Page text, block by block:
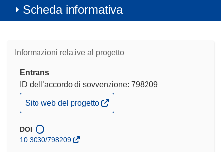
Scheda informativa
Informazioni relative al progetto
Entrans
ID dell’accordo di sovvenzione: 798209
(si
apre
una
nuova
Sito web del progetto
DOI
10.3030/798209